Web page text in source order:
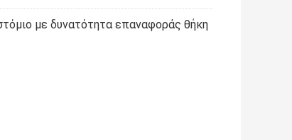
με δυνατότητα επαναφοράς θήκη